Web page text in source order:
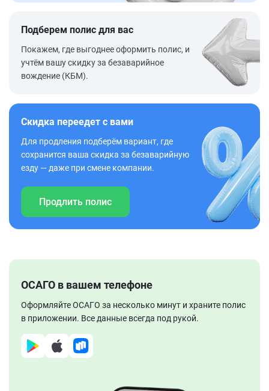
Подберем полис для вас
Покажем, где выгоднее оформить полис, и
учтём вашу скидку за безаварийное
вождение (КБМ).
Скидка переедет с вами
Для продления подберём вариант, где
сохранится ваша скидка за безаварийную
езду — даже при смене компании.
Продлить полис
ОСАГО в вашем телефоне
Оформляйте ОСАГО за несколько минут и храните полис
в приложении. Все данные всегда под рукой.